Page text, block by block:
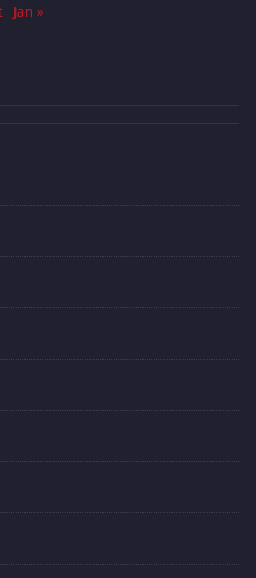
Jan »